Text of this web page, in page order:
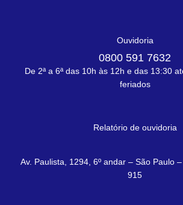
Ouvidoria
0800 591 7632
De 2ª a 6ª das 10h às 12h e das 13:30
feriados
Relatório de ouvidoria
Av. Paulista, 1294, 6º andar – São Paulo
915